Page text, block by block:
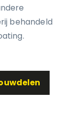
behandeld